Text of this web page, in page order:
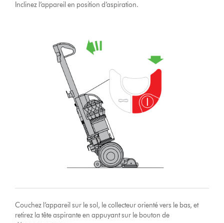
Inclinez l’appareil en position d’aspiration.
Couchez l’appareil sur le sol, le collecteur orienté vers le bas, et
retirez la tête aspirante en appuyant sur le bouton de